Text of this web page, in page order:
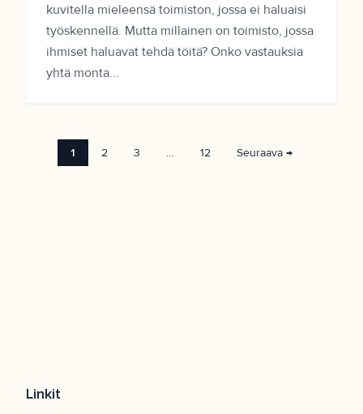
kuvitella mieleensä toimiston, jossa ei haluaisi
työskennellä. Mutta millainen on toimisto, jossa
ihmiset haluavat tehdä töitä? Onko vastauksia
yhtä monta...
1 2 3 … 12 Seuraava →
Linkit